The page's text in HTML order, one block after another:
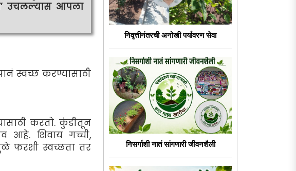
उचलल्यास आपला
स्वच्छ करण्यासाठी
करतो. कुंडीतून
आहे. शिवाय गच्ची,
फरशी स्वच्छता तर
निवृत्तीनंतरची अनोखी पर्यावरण सेवा
निसर्गाशी नातं सांगणारी जीवनशैली